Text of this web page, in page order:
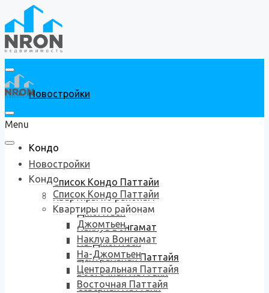
Новостройки
Кондо
Список Кондо Паттайи
Квартиры по районам
Джомтьен
Наклуа Вонгамат
На-Джомтьен
Центральная Паттайя
Восточная Паттайя
Северная Паттайя
Menu
Новостройки
Кондо
Список Кондо Паттайи
Квартиры по районам
Джомтьен
Наклуа Вонгамат
На-Джомтьен
Центральная Паттайя
Восточная Паттайя